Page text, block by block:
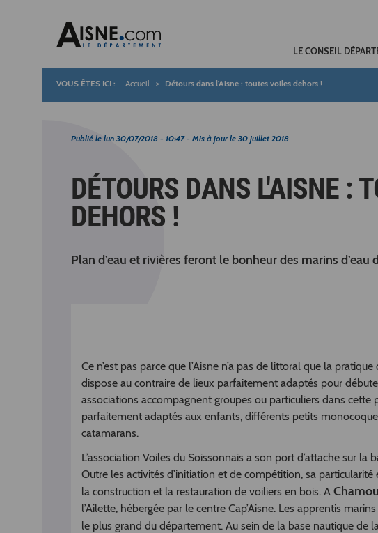
LE CONSEIL
Fil
d'Ariane
Accueil Détours dans l'Aisne : toutes voiles dehors !
Publié le lun 30/07/2018 - 10:47 - Mis à jour le 30 juillet 2018
DÉTOURS DANS L'AISNE :
DEHORS !
Plan d’eau et rivières feront le bonheur des marins d’eau
Ce n’est pas parce que l’Aisne n’a pas de littoral que la
dispose au contraire de lieux parfaitement adaptés pour
associations accompagnent groupes ou particuliers dans
parfaitement adaptés aux enfants, différents petits
catamarans.
L’association Voiles du Soissonnais a son port d’attache sur la
Outre les activités d’initiation et de compétition, sa
la construction et la restauration de voiliers en bois. A
l’Ailette, hébergée par le centre Cap’Aisne. Les apprentis
le plus grand du département. Au sein de la base nautique de